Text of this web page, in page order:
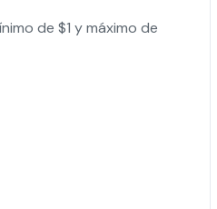
de $1 y máximo de